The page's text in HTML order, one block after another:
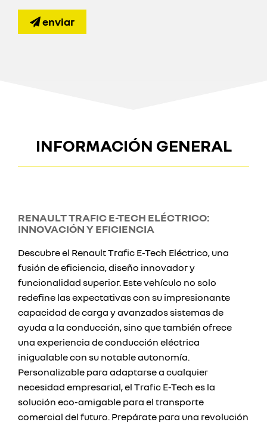
enviar
INFORMACIÓN GENERAL
RENAULT TRAFIC E-TECH ELÉCTRICO:
INNOVACIÓN Y EFICIENCIA
Descubre el Renault Trafic E-Tech Eléctrico, una
fusión de eficiencia, diseño innovador y
funcionalidad superior. Este vehículo no solo
redefine las expectativas con su impresionante
capacidad de carga y avanzados sistemas de
ayuda a la conducción, sino que también ofrece
una experiencia de conducción eléctrica
inigualable con su notable autonomía.
Personalizable para adaptarse a cualquier
necesidad empresarial, el Trafic E-Tech es la
solución eco-amigable para el transporte
comercial del futuro. Prepárate para una revolución